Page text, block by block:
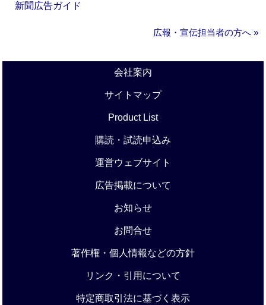
新聞広告ガイド
広報・宣伝担当者の方へ »
会社案内
サイトマップ
Product List
購読・試読申込み
運営ウェブサイト
広告掲載について
お知らせ
お問合せ
著作権・個人情報などの方針
リンク・引用について
特定商取引法に基づく表示